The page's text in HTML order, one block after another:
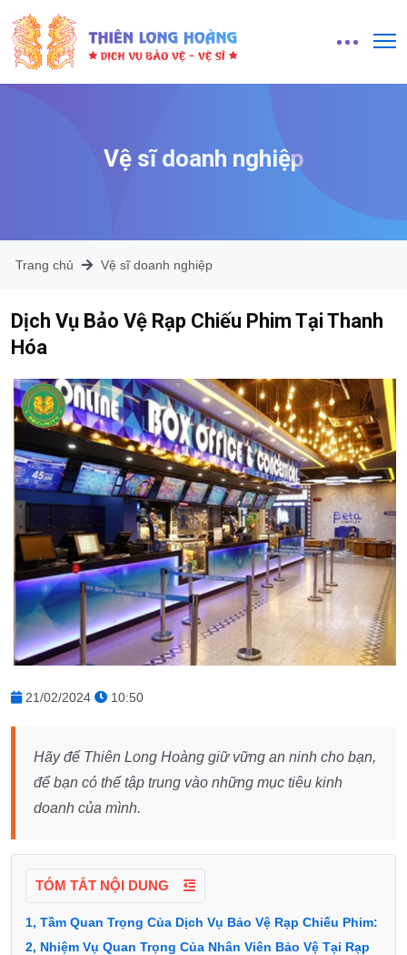
Vệ sĩ doanh nghiệp
Trang chủ Vệ sĩ doanh nghiệp
Dịch Vụ Bảo Vệ Rạp Chiếu Phim Tại Thanh
Hóa
21/02/2024 10:50
Hãy để Thiên Long Hoàng giữ vững an ninh cho bạn,
để bạn có thể tập trung vào những mục tiêu kinh
doanh của mình.
TÓM TẮT NỘI DUNG
1, Tầm Quan Trọng Của Dịch Vụ Bảo Vệ Rạp Chiếu Phim:
2, Nhiệm Vụ Quan Trọng Của Nhân Viên Bảo Vệ Tại Rạp